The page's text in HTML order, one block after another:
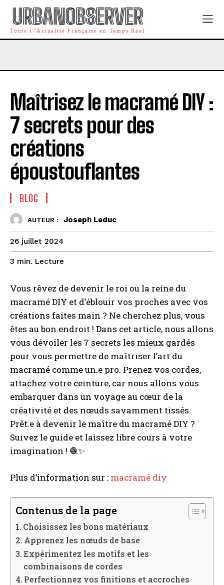
URBANOBSERVER
Toute l\'Actualité Française en Temps Réel
Maîtrisez le macramé DIY :
7 secrets pour des
créations
époustouflantes
BLOG
AUTEUR : Joseph Leduc
26 juillet 2024
3 min. Lecture
Vous rêvez de devenir le roi ou la reine du
macramé DIY et d’éblouir vos proches avec vos
créations faites main ? Ne cherchez plus, vous
êtes au bon endroit ! Dans cet article, nous allons
vous dévoiler les 7 secrets les mieux gardés
pour vous permettre de maîtriser l’art du
macramé comme un.e pro. Prenez vos cordes,
attachez votre ceinture, car nous allons vous
embarquer dans un voyage au cœur de la
créativité et des nœuds savamment tissés.
Prêt.e à devenir le maître du macramé DIY ?
Suivez le guide et laissez libre cours à votre
imagination ! 🧶✨
Plus d’information sur : macramé diy
Contenus de la page
Choisissez les bons matériaux
Apprenez les nœuds de base
Expérimentez les motifs et les
combinaisons de cordes
Perfectionnez vos finitions et accroches